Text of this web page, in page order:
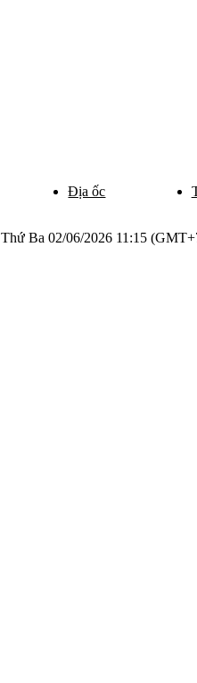
Địa ốc
Thứ Ba 02/06/2026 11:15